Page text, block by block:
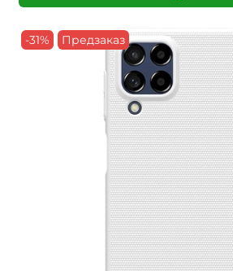
-31% Предзаказ